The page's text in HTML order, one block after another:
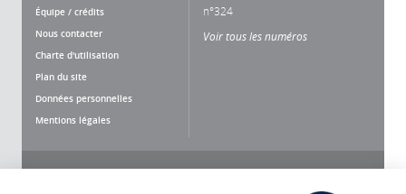
Équipe / crédits
Nous contacter
Charte d'utilisation
Plan du site
Données personnelles
Mentions légales
n°324
Voir tous les numéros